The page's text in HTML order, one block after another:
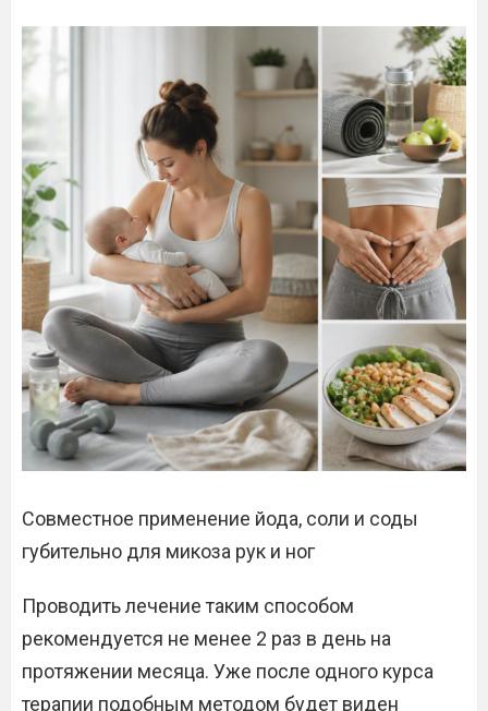
Совместное применение йода, соли и соды
губительно для микоза рук и ног
Проводить лечение таким способом
рекомендуется не менее 2 раз в день на
протяжении месяца. Уже после одного курса
терапии подобным методом будет виден